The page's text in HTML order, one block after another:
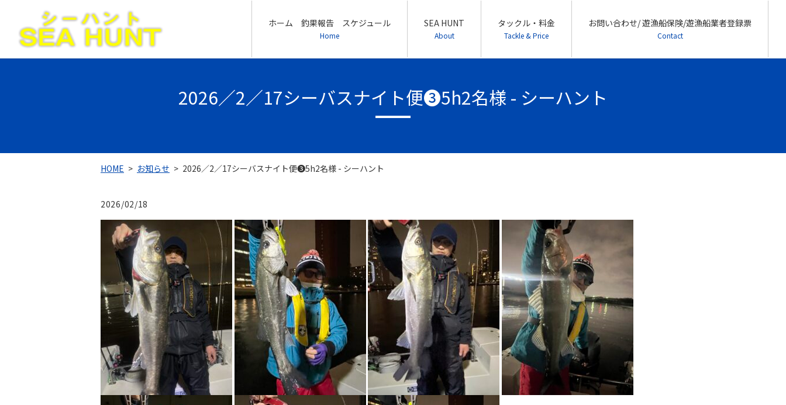
ホーム 釣果報告 スケジュール
Home
SEA HUNT
About
タックル・料金
Tackle & Price
お問い合わせ/ 遊漁船保険/遊漁船業者登録票
Contact
2026／2／17シーバスナイト便❸5h2名様 - シーハント
HOME お知らせ 2026／2／17シーバスナイト便❸5h2名様 - シーハント
2026/02/18